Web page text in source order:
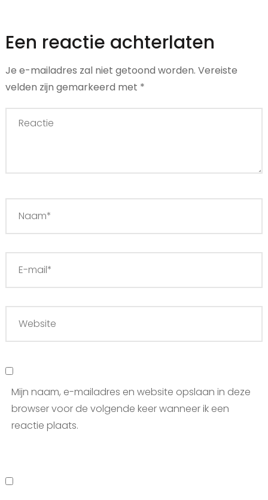
Een reactie achterlaten
Je e-mailadres zal niet getoond worden. Vereiste
velden zijn gemarkeerd met *
Mijn naam, e-mailadres en website opslaan in deze
browser voor de volgende keer wanneer ik een
reactie plaats.